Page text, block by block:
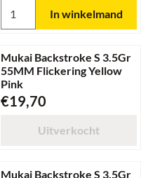
In winkelmand
Mukai Backstroke S 3.5Gr
55MM Flickering Yellow
Pink
Prijs: 19,70
€19,70
Uitverkocht
Mukai Backstroke S 3.5Gr